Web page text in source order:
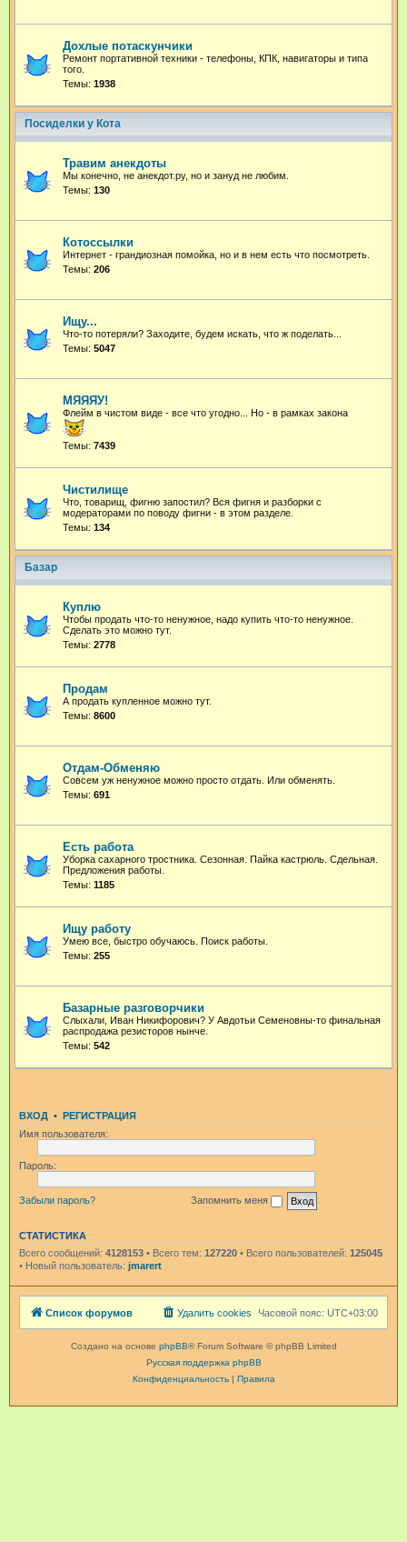
Дохлые потаскунчики
Ремонт портативной техники - телефоны, КПК, навигаторы и типа
того.
Темы: 1938
Посиделки у Кота
Травим анекдоты
Мы конечно, не анекдот.ру, но и зануд не любим.
Темы: 130
Котоссылки
Интернет - грандиозная помойка, но и в нем есть что посмотреть.
Темы: 206
Ищу...
Что-то потеряли? Заходите, будем искать, что ж поделать...
Темы: 5047
МЯЯЯУ!
Флейм в чистом виде - все что угодно... Но - в рамках закона
Темы: 7439
Чистилище
Что, товарищ, фигню запостил? Вся фигня и разборки с
модераторами по поводу фигни - в этом разделе.
Темы: 134
Базар
Куплю
Чтобы продать что-то ненужное, надо купить что-то ненужное.
Сделать это можно тут.
Темы: 2778
Продам
А продать купленное можно тут.
Темы: 8600
Отдам-Обменяю
Совсем уж ненужное можно просто отдать. Или обменять.
Темы: 691
Есть работа
Уборка сахарного тростника. Сезонная. Пайка кастрюль. Сдельная.
Предложения работы.
Темы: 1185
Ищу работу
Умею все, быстро обучаюсь. Поиск работы.
Темы: 255
Базарные разговорчики
Слыхали, Иван Никифорович? У Авдотьи Семеновны-то финальная
распродажа резисторов нынче.
Темы: 542
ВХОД • РЕГИСТРАЦИЯ
Имя пользователя:
Пароль:
Забыли пароль? Запомнить меня
СТАТИСТИКА
Всего сообщений: 4128153 • Всего тем: 127220 • Всего пользователей: 125045
• Новый пользователь: jmarert
Список форумов Часовой пояс: UTC+03:00
Удалить cookies
Создано на основе phpBB® Forum Software © phpBB Limited
Русская поддержка phpBB
Конфиденциальность| Правила